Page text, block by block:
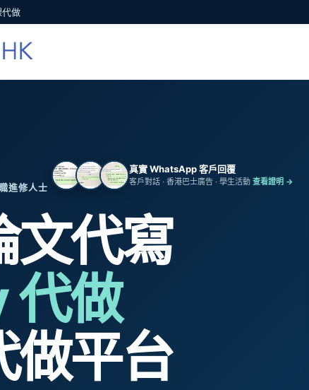
代做
進修人士
真實 WhatsApp 客戶回覆
客戶對話 · 香港巴士廣告 · 學生活動 查看證明 →
文代寫
代做
做平台